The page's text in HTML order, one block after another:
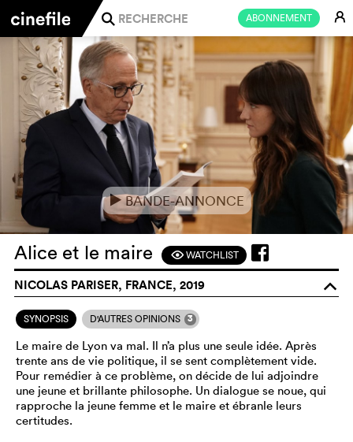
ABONNEMENT E
j
eBANDE-ANNONCE
Alice et le maire FWATCHLIST
NICOLAS PARISER, FRANCE, 2019 o
SYNOPSIS D'AUTRES OPINIONS 3
Le maire de Lyon va mal. Il n’a plus une seule idée. Après
trente ans de vie politique, il se sent complètement vide.
Pour remédier à ce problème, on décide de lui adjoindre
une jeune et brillante philosophe. Un dialogue se noue, qui
rapproche la jeune femme et le maire et ébranle leurs
certitudes.